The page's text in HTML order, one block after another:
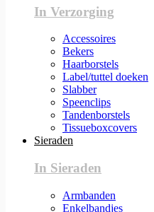
In Verzorging
Accessoires
Bekers
Haarborstels
Label/tuttel doeken
Slabber
Speenclips
Tandenborstels
Tissueboxcovers
Sieraden
In Sieraden
Armbanden
Enkelbandjes